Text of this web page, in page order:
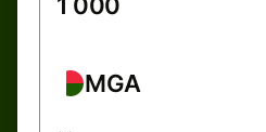
MGA